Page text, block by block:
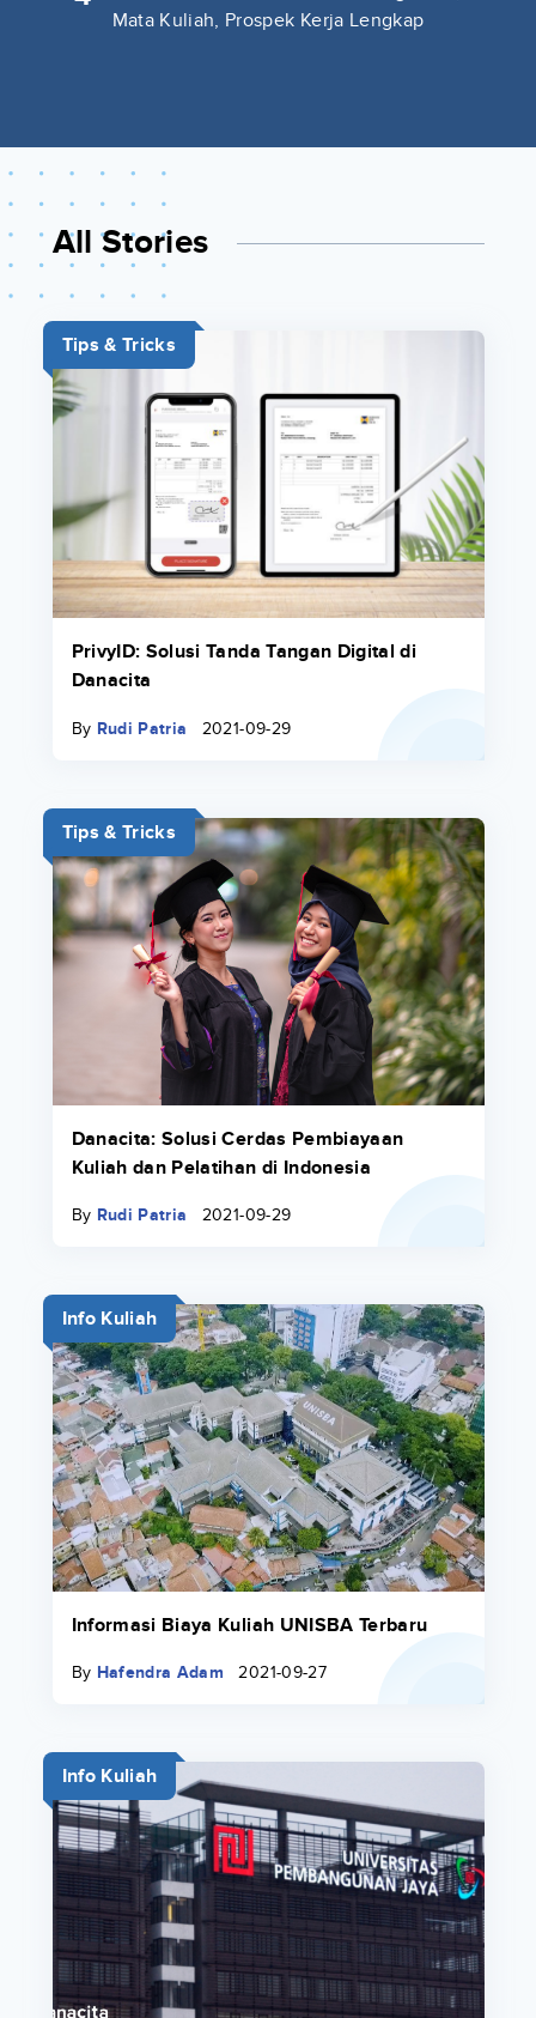
Mata Kuliah, Prospek Kerja Lengkap
All Stories
Tips & Tricks
PrivyID: Solusi Tanda Tangan Digital di
Danacita
By Rudi Patria 2021-09-29
Tips & Tricks
Danacita: Solusi Cerdas Pembiayaan
Kuliah dan Pelatihan di Indonesia
By Rudi Patria 2021-09-29
Info Kuliah
Informasi Biaya Kuliah UNISBA Terbaru
By Hafendra Adam 2021-09-27
Info Kuliah